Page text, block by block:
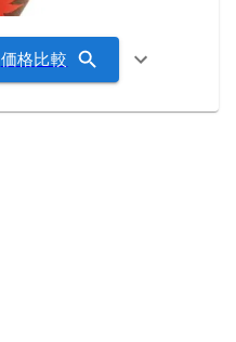
価格比較